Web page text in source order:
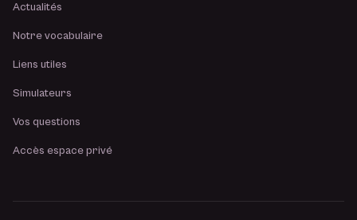
Actualités
Notre vocabulaire
Liens utiles
Simulateurs
Vos questions
Accès espace privé